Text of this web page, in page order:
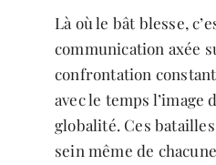
Là où le bât blesse,
communication axée
confrontation
avec le temps l’image
globalité. Ces
sein même de